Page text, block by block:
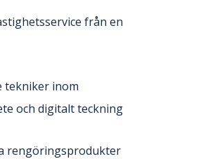
från en
tekniker inom
och digitalt teckning
rengöringsprodukter